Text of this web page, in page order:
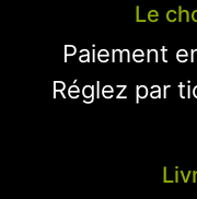
Le
Paiement
Réglez par